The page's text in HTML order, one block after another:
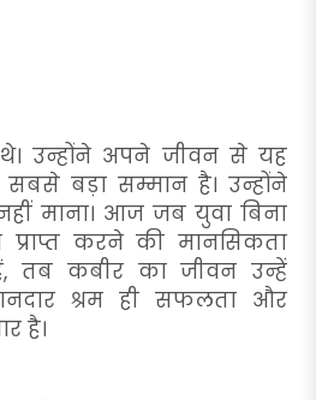
उन्होंने अपने जीवन से यह
सबसे बड़ा सम्मान है। उन्होंने
माना। आज जब युवा बिना
करने की मानसिकता
तब कबीर का जीवन उन्हें
श्रम ही सफलता और
है।